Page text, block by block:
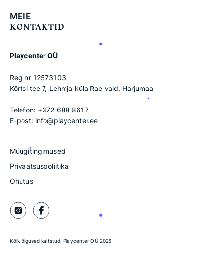
MEIE
KONTAKTID
Playcenter OÜ
Reg nr 12573103
Kõrtsi tee 7, Lehmja küla Rae vald, Harjumaa
Telefon: +372 688 8617
E-post: info@playcenter.ee
Müügitingimused
Privaatsuspoliitika
Ohutus
Kõik õigused kaitstud. Playcenter OÜ 2026